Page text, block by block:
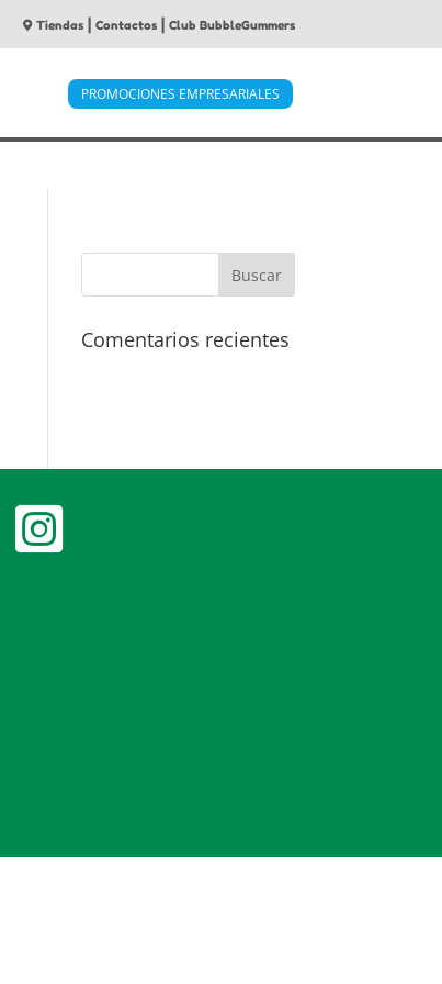
Tiendas| Contactos| Club BubbleGummers
PROMOCIONES EMPRESARIALES
Comentarios recientes